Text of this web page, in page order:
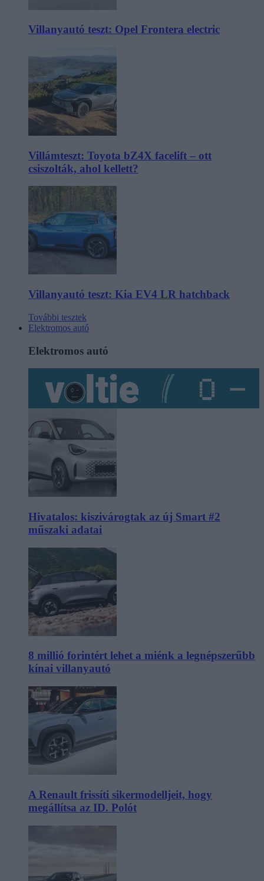
Villanyautó teszt: Opel Frontera electric
Villámteszt: Toyota bZ4X facelift – ott
csiszolták, ahol kellett?
Villanyautó teszt: Kia EV4 LR hatchback
További tesztek
Elektromos autó
Elektromos autó
Hivatalos: kiszivárogtak az új Smart #2
műszaki adatai
8 millió forintért lehet a miénk a legnépszerűbb
kínai villanyautó
A Renault frissíti sikermodelljeit, hogy
megállítsa az ID. Polót